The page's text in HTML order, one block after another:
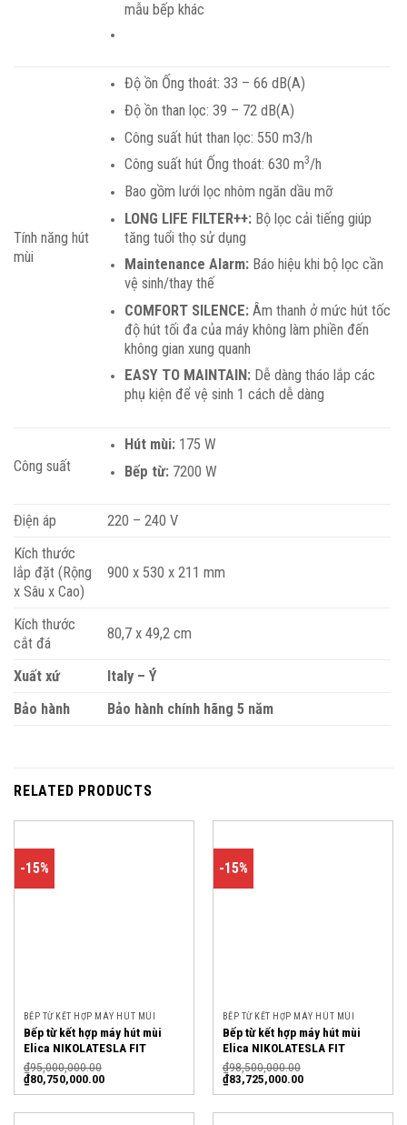
mẫu bếp khác
Tính năng hút
mùi
Độ ồn Ống thoát: 33 – 66 dB(A)
Độ ồn than lọc: 39 – 72 dB(A)
Công suất hút than lọc: 550 m3/h
Công suất hút Ống thoát: 630 m3/h
Bao gồm lưới lọc nhôm ngăn dầu mỡ
LONG LIFE FILTER++:Bộ lọc cải tiếng giúp
tăng tuổi thọ sử dụng
Maintenance Alarm:Báo hiệu khi bộ lọc cần
vệ sinh/thay thế
COMFORT SILENCE:Âm thanh ở mức hút tốc
độ hút tối đa của máy không làm phiền đến
không gian xung quanh
EASY TO MAINTAIN:Dễ dàng tháo lắp các
phụ kiện để vệ sinh 1 cách dễ dàng
Công suất
Hút mùi:175 W
Bếp từ:7200 W
Điện áp
220 – 240 V
Kích thước
lắp đặt (Rộng
x Sâu x Cao)
900 x 530 x 211 mm
Kích thước
cắt đá
80,7 x 49,2 cm
Xuất xứ
Italy – Ý
Bảo hành
Bảo hành chính hãng 5 năm
RELATED PRODUCTS
-15%
BẾP TỪ KẾT HỢP MÁY HÚT MÙI
Bếp từ kết hợp máy hút mùi
Elica NIKOLATESLA FIT
BL/A/60 – PRF0167053
₫95,000,000.00
₫80,750,000.00
-15%
BẾP TỪ KẾT HỢP MÁY HÚT MÙI
Bếp từ kết hợp máy hút mùi
Elica NIKOLATESLA FIT
BL/A/72 – PRF0167054
₫98,500,000.00
₫83,725,000.00